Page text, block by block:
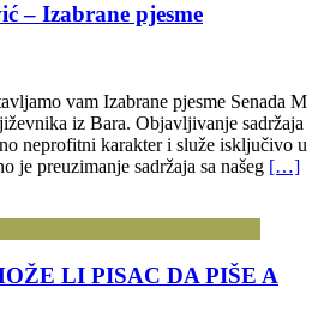
– Izabrane pjesme
vam Izabrane pjesme Senada M
iz Bara. Objavljivanje sadržaja
neprofitni karakter i služe isključivo u
je preuzimanje sadržaja sa našeg […]
LI PISAC DA PIŠE A